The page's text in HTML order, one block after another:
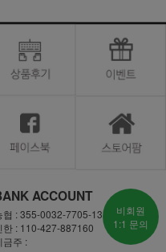
ACCOUNT
협 : 355-0032-7705-13
한 : 110-427-887160
금주 :
비회원
1:1 문의